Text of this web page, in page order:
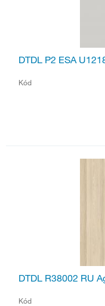
DTDL P2 ESA
Kód
DTDL R38002 RU
Kód